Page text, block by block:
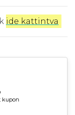
ide kattintva
kupon